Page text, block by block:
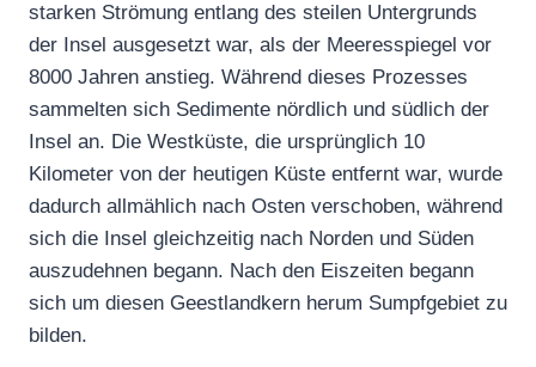
starken Strömung entlang des steilen Untergrunds
der Insel ausgesetzt war, als der Meeresspiegel vor
8000 Jahren anstieg. Während dieses Prozesses
sammelten sich Sedimente nördlich und südlich der
Insel an. Die Westküste, die ursprünglich 10
Kilometer von der heutigen Küste entfernt war, wurde
dadurch allmählich nach Osten verschoben, während
sich die Insel gleichzeitig nach Norden und Süden
auszudehnen begann. Nach den Eiszeiten begann
sich um diesen Geestlandkern herum Sumpfgebiet zu
bilden.